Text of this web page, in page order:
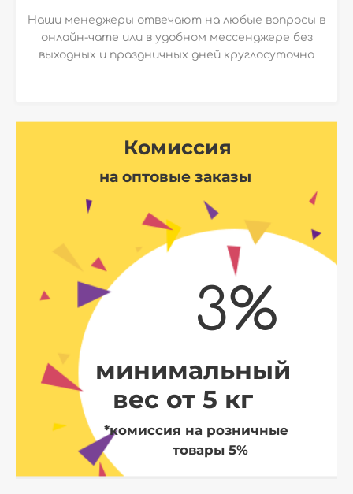
Наши менеджеры отвечают на любые вопросы в
онлайн-чате или в удобном мессенджере без
выходных и праздничных дней круглосуточно
Комиссия
на оптовые заказы
3%
минимальный
вес от 5 кг
*комиссия на розничные
товары 5%